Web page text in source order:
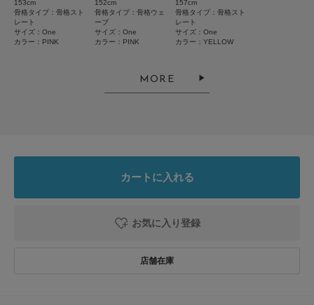
153cm
骨格タイプ：骨格スト
レート
サイズ：One
カラー：PINK
152cm
骨格タイプ：骨格ウェ
ーブ
サイズ：One
カラー：PINK
157cm
骨格タイプ：骨格スト
レート
サイズ：One
カラー：YELLOW
MORE
カートに入れる
お気に入り登録